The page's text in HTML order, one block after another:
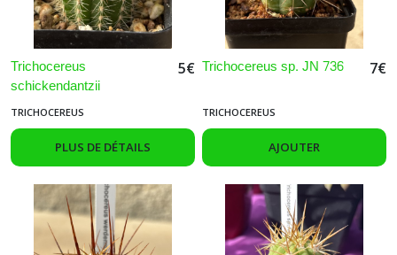
Trichocereus
schickendantzii
5€
TRICHOCEREUS
PLUS DE DÉTAILS
Trichocereus sp. JN 736 7€
TRICHOCEREUS
AJOUTER